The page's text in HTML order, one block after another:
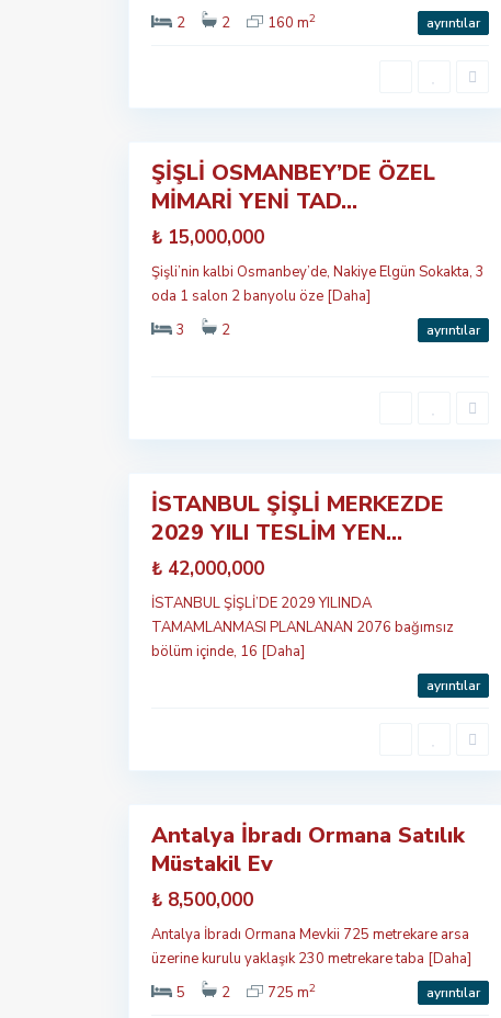
2
2 160 m2 ayrıntılar
L
Öne
çıkan
ŞİŞLİ OSMANBEY’DE ÖZEL
MİMARİ YENİ TAD...
₺ 15,000,000
Şişli’nin kalbi Osmanbey’de, Nakiye Elgün Sokakta, 3
oda 1 salon 2 banyolu öze [Daha]
3
2 ayrıntılar
L
Öne
çıkan
İSTANBUL ŞİŞLİ MERKEZDE
2029 YILI TESLİM YEN...
₺ 42,000,000
İSTANBUL ŞİŞLİ’DE 2029 YILINDA
TAMAMLANMASI PLANLANAN 2076 bağımsız
bölüm içinde, 16 [Daha]
ayrıntılar
y
Antalya İbradı Ormana Satılık
Müstakil Ev
₺ 8,500,000
Antalya İbradı Ormana Mevkii 725 metrekare arsa
üzerine kurulu yaklaşık 230 metrekare taba [Daha]
5
2 725 m2 ayrıntılar